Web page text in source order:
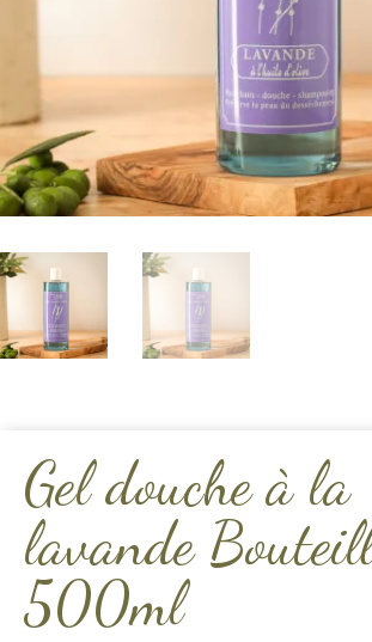
Gel douche à la
lavande
500ml